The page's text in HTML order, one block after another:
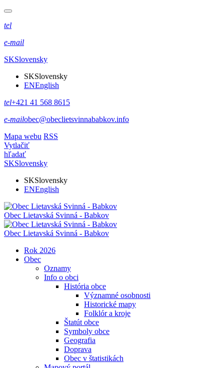
tel
e-mail
SKSlovensky
SKSlovensky
ENEnglish
tel+421 41 568 8615
e-mailobec@obeclietsvinnababkov.info
Mapa webu RSS
Vytlačiť
hľadať
SKSlovensky
SKSlovensky
ENEnglish
Obec Lietavská Svinná - Babkov
Obec Lietavská Svinná - Babkov
Rok 2026
Obec
Oznamy
Info o obci
História obce
Významné osobnosti
Historické mapy
Folklór a kroje
Štatút obce
Symboly obce
Geografia
Doprava
Obec v štatistikách